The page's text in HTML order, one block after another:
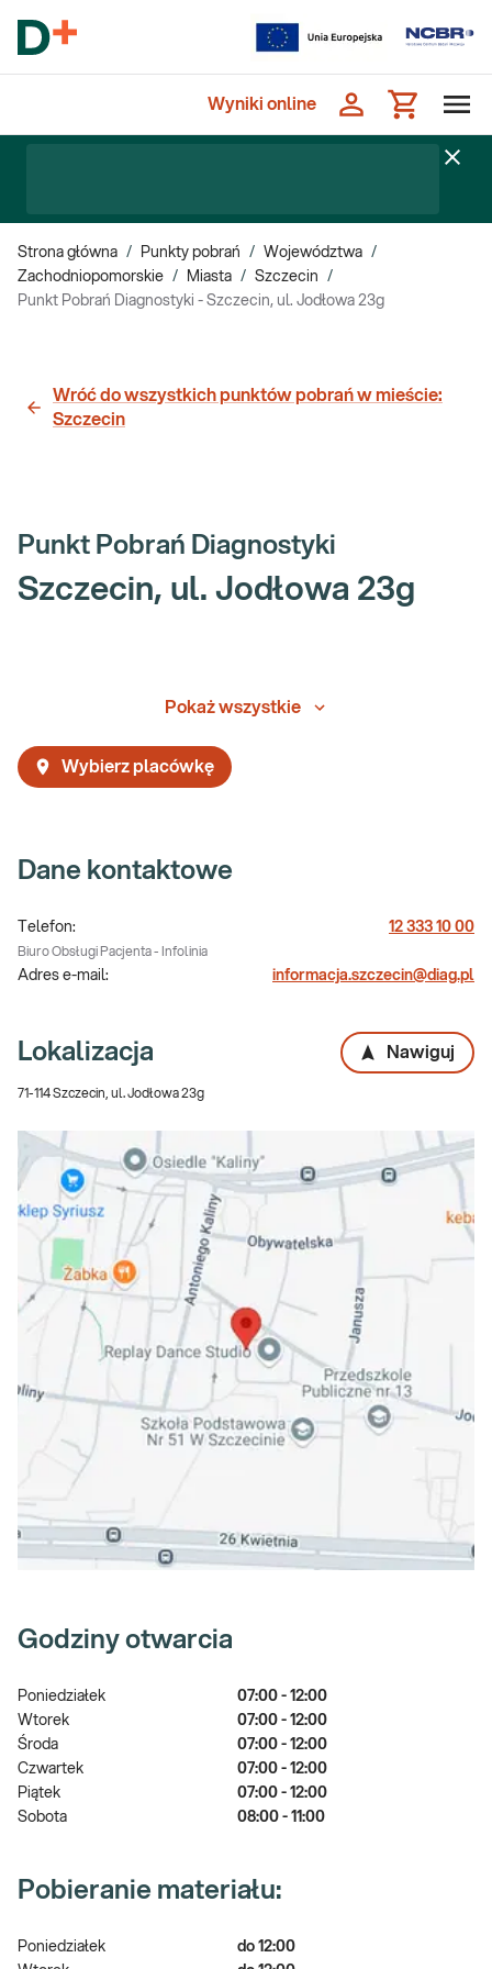
Wyniki online
Strona główna / Punkty pobrań / Województwa /
Zachodniopomorskie / Miasta / Szczecin
/
Punkt Pobrań Diagnostyki - Szczecin, ul. Jodłowa 23g
Wróć do wszystkich punktów pobrań w mieście:
Szczecin
Punkt Pobrań Diagnostyki
Szczecin, ul. Jodłowa 23g
Pokaż wszystkie
Wybierz placówkę
Dane kontaktowe
Telefon: 12 333 10 00
Biuro Obsługi Pacjenta - Infolinia
Adres e-mail: informacja.szczecin@diag.pl
Lokalizacja Nawiguj
71-114 Szczecin, ul. Jodłowa 23g
Godziny otwarcia
Poniedziałek
07:00 - 12:00
Wtorek
07:00 - 12:00
Środa
07:00 - 12:00
Czwartek
07:00 - 12:00
Piątek
07:00 - 12:00
Sobota
08:00 - 11:00
Pobieranie materiału:
Poniedziałek
do 12:00